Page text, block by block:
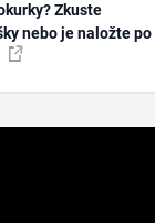
Zkuste
nebo je naložte po